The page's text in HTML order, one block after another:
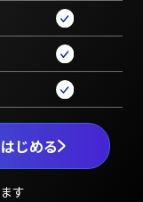
じめる
す